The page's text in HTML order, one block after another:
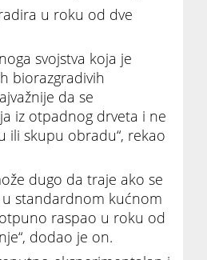
u roku od dve
svojstva koja je
biorazgradivih
da se
iz otpadnog drveta i ne
ili skupu obradu“, rekao
dugo da traje ako se
standardnom kućnom
raspao u roku od
dodao je on.